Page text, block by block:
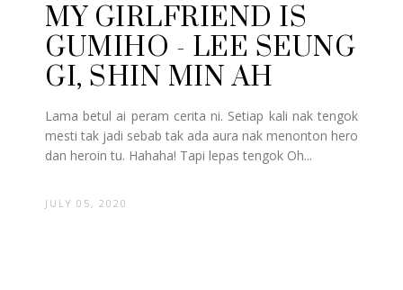
MY GIRLFRIEND IS
GUMIHO - LEE SEUNG
GI, SHIN MIN AH
Lama betul ai peram cerita ni. Setiap kali nak tengok
mesti tak jadi sebab tak ada aura nak menonton hero
dan heroin tu. Hahaha! Tapi lepas tengok Oh...
JULY 05, 2020